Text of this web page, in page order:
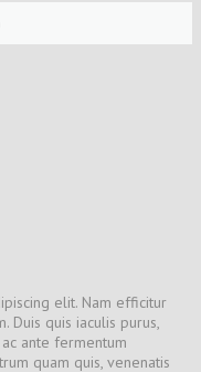
elit. Nam efficitur
Duis quis iaculis purus,
ante fermentum
quam quis, venenatis